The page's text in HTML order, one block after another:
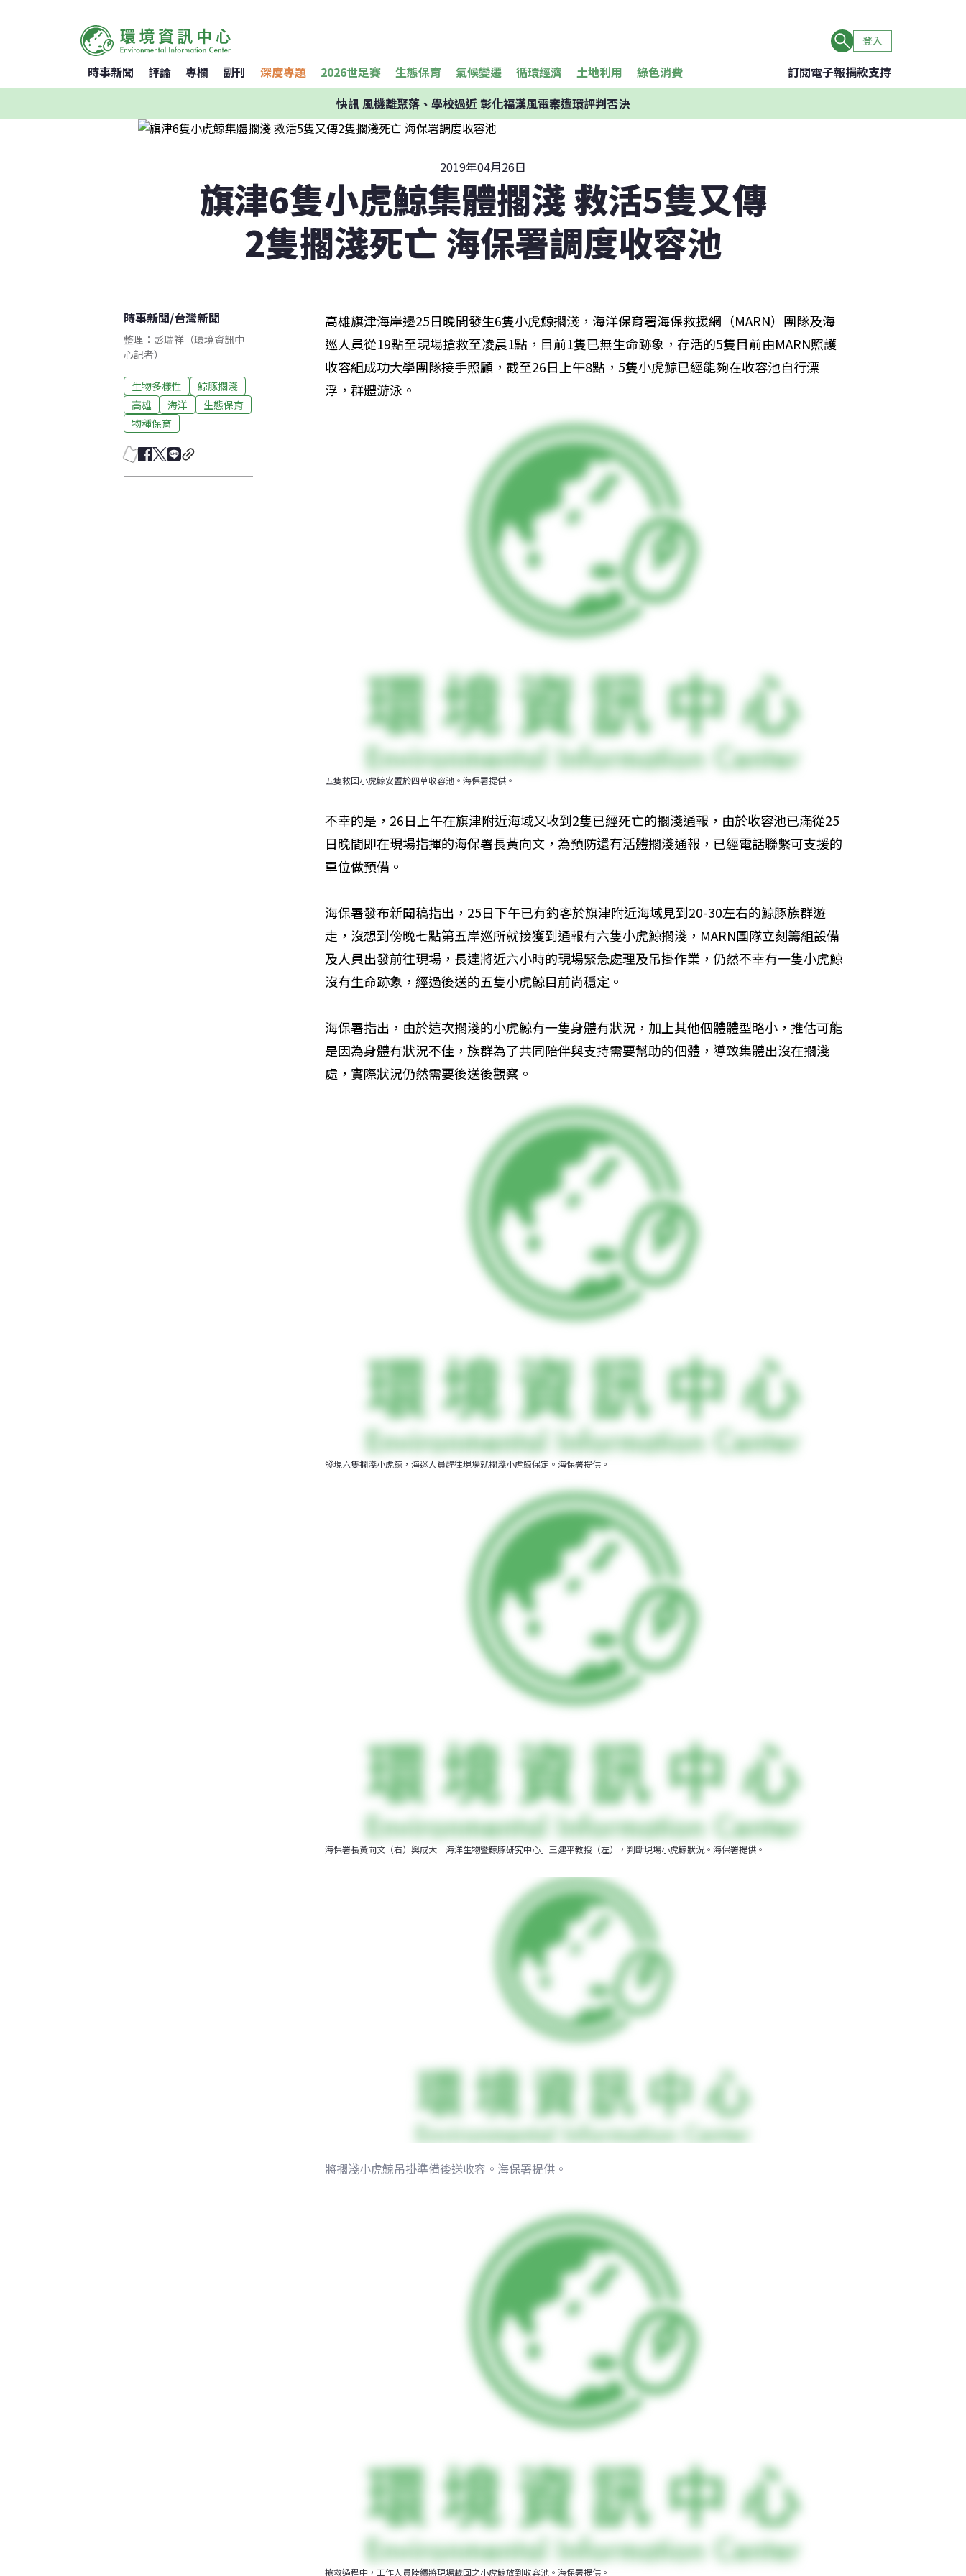
登入
時事新聞 評論 專欄 副刊 深度專題 2026世足賽 生態保育 氣候變遷 循環經濟 土地利用 綠色消費 訂閱電子報捐款支持
快訊風機離聚落、學校過近 彰化福漢風電案遭環評判否決
2019年04月26日
旗津6隻小虎鯨集體擱淺 救活5隻又傳
2隻擱淺死亡 海保署調度收容池
時事新聞/台灣新聞
整理：彭瑞祥（環境資訊中
心記者）
生物多樣性
鯨豚擱淺
高雄
海洋
生態保育
物種保育
高雄旗津海岸邊25日晚間發生6隻小虎鯨擱淺，海洋保育署海保救援網（MARN）團隊及海
巡人員從19點至現場搶救至凌晨1點，目前1隻已無生命跡象，存活的5隻目前由MARN照護
收容組成功大學團隊接手照顧，截至26日上午8點，5隻小虎鯨已經能夠在收容池自行漂
浮，群體游泳。
五隻救回小虎鯨安置於四草收容池。海保署提供。
不幸的是，26日上午在旗津附近海域又收到2隻已經死亡的擱淺通報，由於收容池已滿從25
日晚間即在現場指揮的海保署長黃向文，為預防還有活體擱淺通報，已經電話聯繫可支援的
單位做預備。
海保署發布新聞稿指出，25日下午已有釣客於旗津附近海域見到20-30左右的鯨豚族群遊
走，沒想到傍晚七點第五岸巡所就接獲到通報有六隻小虎鯨擱淺，MARN團隊立刻籌組設備
及人員出發前往現場，長達將近六小時的現場緊急處理及吊掛作業，仍然不幸有一隻小虎鯨
沒有生命跡象，經過後送的五隻小虎鯨目前尚穩定。
海保署指出，由於這次擱淺的小虎鯨有一隻身體有狀況，加上其他個體體型略小，推估可能
是因為身體有狀況不佳，族群為了共同陪伴與支持需要幫助的個體，導致集體出沒在擱淺
處，實際狀況仍然需要後送後觀察。
發現六隻擱淺小虎鯨，海巡人員趕往現場就擱淺小虎鯨保定。海保署提供。
海保署長黃向文（右）與成大「海洋生物暨鯨豚研究中心」王建平教授（左），判斷現場小虎鯨狀況。海保署提供。
將擱淺小虎鯨吊掛準備後送收容。海保署提供。
搶救過程中，工作人員陸續將現場載回之小虎鯨放到收容池。海保署提供。